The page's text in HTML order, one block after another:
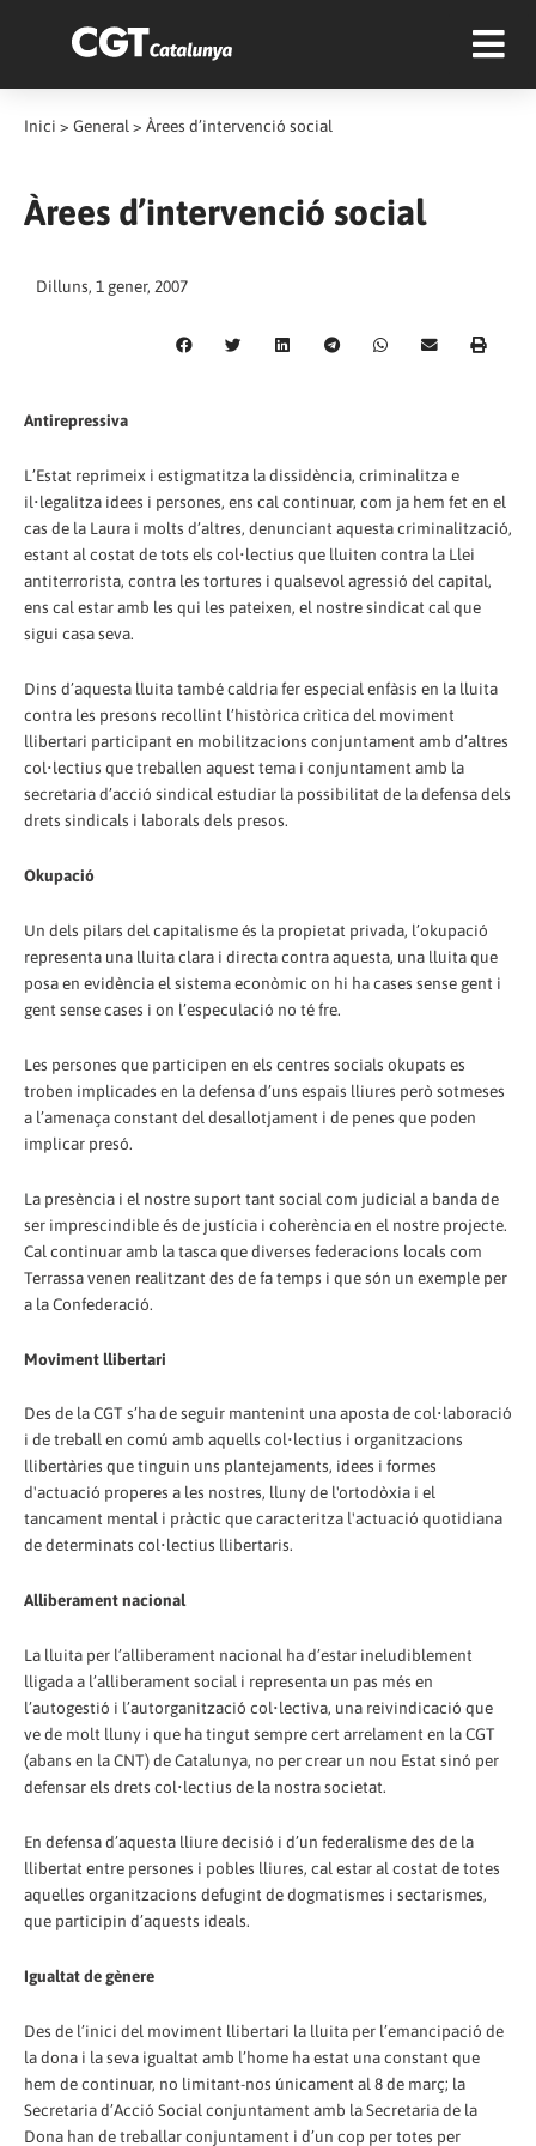
Inici > General > Àrees d’intervenció social
Àrees d’intervenció social
Dilluns, 1 gener, 2007
Antirepressiva
L’Estat reprimeix i estigmatitza la dissidència, criminalitza e
il•legalitza idees i persones, ens cal continuar, com ja hem fet en el
cas de la Laura i molts d’altres, denunciant aquesta criminalització,
estant al costat de tots els col•lectius que lluiten contra la Llei
antiterrorista, contra les tortures i qualsevol agressió del capital,
ens cal estar amb les qui les pateixen, el nostre sindicat cal que
sigui casa seva.
Dins d’aquesta lluita també caldria fer especial enfàsis en la lluita
contra les presons recollint l’històrica crìtica del moviment
llibertari participant en mobilitzacions conjuntament amb d’altres
col•lectius que treballen aquest tema i conjuntament amb la
secretaria d’acció sindical estudiar la possibilitat de la defensa dels
drets sindicals i laborals dels presos.
Okupació
Un dels pilars del capitalisme és la propietat privada, l’okupació
representa una lluita clara i directa contra aquesta, una lluita que
posa en evidència el sistema econòmic on hi ha cases sense gent i
gent sense cases i on l’especulació no té fre.
Les persones que participen en els centres socials okupats es
troben implicades en la defensa d’uns espais lliures però sotmeses
a l’amenaça constant del desallotjament i de penes que poden
implicar presó.
La presència i el nostre suport tant social com judicial a banda de
ser imprescindible és de justícia i coherència en el nostre projecte.
Cal continuar amb la tasca que diverses federacions locals com
Terrassa venen realitzant des de fa temps i que són un exemple per
a la Confederació.
Moviment llibertari
Des de la CGT s’ha de seguir mantenint una aposta de col•laboració
i de treball en comú amb aquells col•lectius i organitzacions
llibertàries que tinguin uns plantejaments, idees i formes
d'actuació properes a les nostres, lluny de l'ortodòxia i el
tancament mental i pràctic que caracteritza l'actuació quotidiana
de determinats col•lectius llibertaris.
Alliberament nacional
La lluita per l’alliberament nacional ha d’estar ineludiblement
lligada a l’alliberament social i representa un pas més en
l’autogestió i l’autorganització col•lectiva, una reivindicació que
ve de molt lluny i que ha tingut sempre cert arrelament en la CGT
(abans en la CNT) de Catalunya, no per crear un nou Estat sinó per
defensar els drets col•lectius de la nostra societat.
En defensa d’aquesta lliure decisió i d’un federalisme des de la
llibertat entre persones i pobles lliures, cal estar al costat de totes
aquelles organitzacions defugint de dogmatismes i sectarismes,
que participin d’aquests ideals.
Igualtat de gènere
Des de l’inici del moviment llibertari la lluita per l’emancipació de
la dona i la seva igualtat amb l’home ha estat una constant que
hem de continuar, no limitant-nos únicament al 8 de març; la
Secretaria d’Acció Social conjuntament amb la Secretaria de la
Dona han de treballar conjuntament i d’un cop per totes per